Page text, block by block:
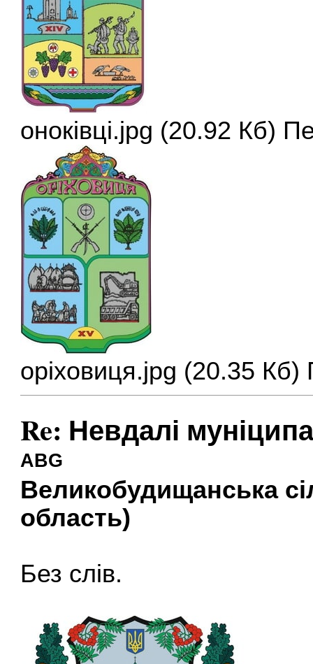
оноківці.jpg (20.92 Кб)
оріховиця.jpg (20.35 Кб)
Re: Невдалі
ABG
Великобудищанська
область)
Без слів.